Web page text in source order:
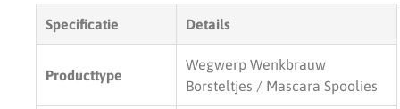
Specificatie Details
Producttype
Wegwerp Wenkbrauw
Borsteltjes / Mascara Spoolies